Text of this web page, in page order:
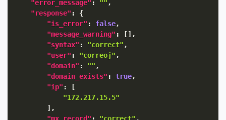
"error_message" : "" ,
"response" :
{
"is_error" : false,
"message_warning" : [] ,
"syntax" : "correct" ,
"user" : "correoj" ,
"domain" : "" ,
"domain_exists" : true,
"ip" :
[
"172.217.15.5"
] ,